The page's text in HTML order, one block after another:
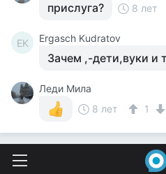
прислуга? 8 лет
EK Ergasch Kudratov
Зачем ,-дети,вуки и
Леди Мила
8 лет
1